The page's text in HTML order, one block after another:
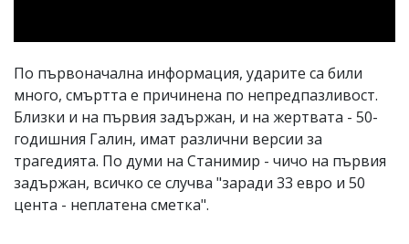
По първоначална информация, ударите са били
много, смъртта е причинена по непредпазливост.
Близки и на първия задържан, и на жертвата - 50-
годишния Галин, имат различни версии за
трагедията. По думи на Станимир - чичо на първия
задържан, всичко се случва "заради 33 евро и 50
цента - неплатена сметка".